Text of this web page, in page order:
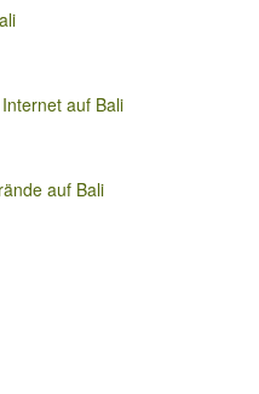
auf Bali
auf Bali